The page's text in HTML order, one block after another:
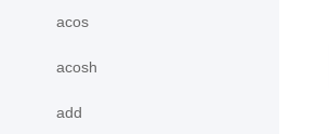
acos
acosh
add